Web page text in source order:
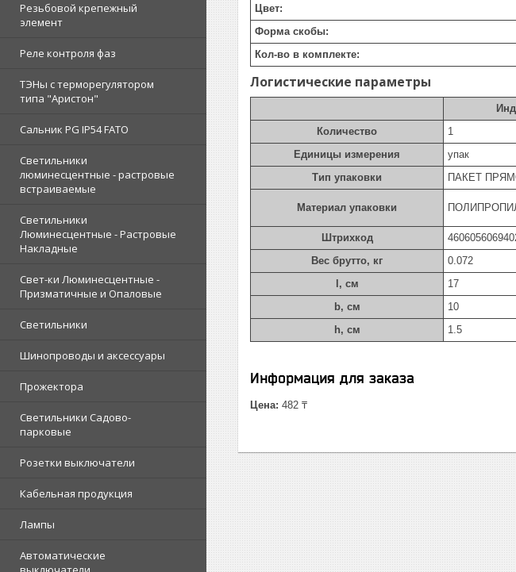
Резьбовой крепежный
элемент
Реле контроля фаз
ТЭНы с терморегулятором
типа "Аристон"
Сальник PG IP54 FATO
Светильники
люминесцентные - растровые
встраиваемые
Светильники
Люминесцентные - Растровые
Накладные
Свет-ки Люминесцентные -
Призматичные и Опаловые
Светильники
Шинопроводы и аксессуары
Прожектора
Светильники Садово-
парковые
Розетки выключатели
Кабельная продукция
Лампы
Автоматические
Цвет:
Форма скобы:
Кол-во в комплекте:
Логистические параметры
Количество
1
Единицы измерения
упак
Тип упаковки
ПАКЕТ
Материал упаковки
Штрихкод
Вес брутто, кг
0.072
l, см
17
b, см
10
h, см
1.5
Информация для заказа
Цена: 482 ₸